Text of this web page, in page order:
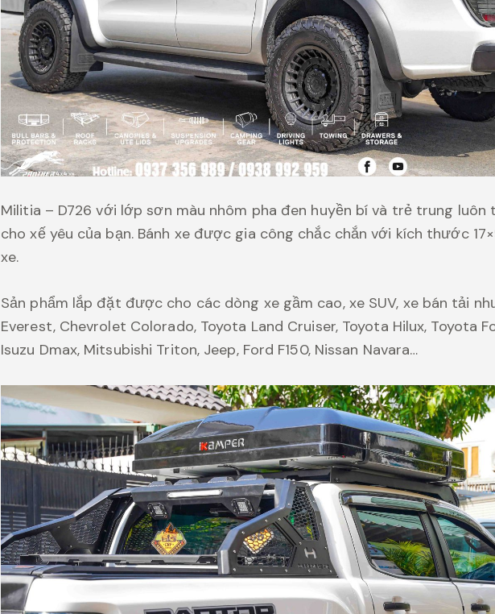
Militia – D726 với lớp sơn màu nhôm pha đen huyền bí và trẻ trung luôn
cho xế yêu của bạn. Bánh xe được gia công chắc chắn với kích thước
xe.
Sản phẩm lắp đặt được cho các dòng xe gầm cao, xe SUV, xe bán tải
Everest, Chevrolet Colorado, Toyota Land Cruiser, Toyota Hilux, Toyota
Isuzu Dmax, Mitsubishi Triton, Jeep, Ford F150, Nissan Navara…